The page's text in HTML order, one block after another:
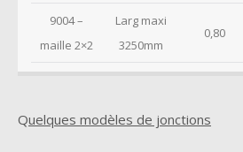
9004–
maille 2×2
Larg maxi
3250mm
0,80
Quelques modèles de jonctions